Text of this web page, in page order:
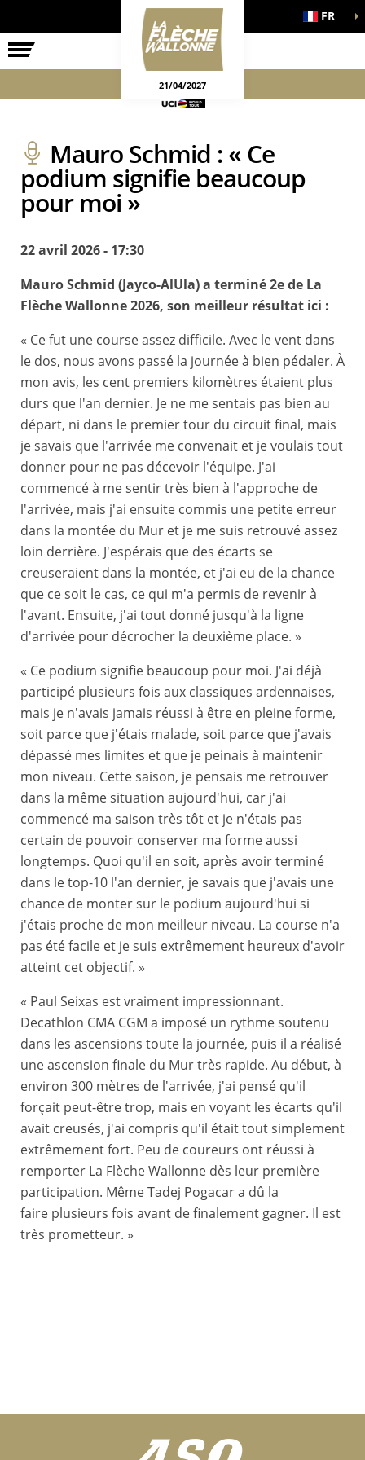
COURSE
OFFICIELS FR
21/04/2027
Mauro Schmid : « Ce
podium signifie beaucoup
pour moi »
22 avril 2026 - 17:30
Mauro Schmid (Jayco-AlUla) a terminé 2e de La
Flèche Wallonne 2026, son meilleur résultat ici :
« Ce fut une course assez difficile. Avec le vent dans
le dos, nous avons passé la journée à bien pédaler. À
mon avis, les cent premiers kilomètres étaient plus
durs que l'an dernier. Je ne me sentais pas bien au
départ, ni dans le premier tour du circuit final, mais
je savais que l'arrivée me convenait et je voulais tout
donner pour ne pas décevoir l'équipe. J'ai
commencé à me sentir très bien à l'approche de
l'arrivée, mais j'ai ensuite commis une petite erreur
dans la montée du Mur et je me suis retrouvé assez
loin derrière. J'espérais que des écarts se
creuseraient dans la montée, et j'ai eu de la chance
que ce soit le cas, ce qui m'a permis de revenir à
l'avant. Ensuite, j'ai tout donné jusqu'à la ligne
d'arrivée pour décrocher la deuxième place. »
« Ce podium signifie beaucoup pour moi. J'ai déjà
participé plusieurs fois aux classiques ardennaises,
mais je n'avais jamais réussi à être en pleine forme,
soit parce que j'étais malade, soit parce que j'avais
dépassé mes limites et que je peinais à maintenir
mon niveau. Cette saison, je pensais me retrouver
dans la même situation aujourd'hui, car j'ai
commencé ma saison très tôt et je n'étais pas
certain de pouvoir conserver ma forme aussi
longtemps. Quoi qu'il en soit, après avoir terminé
dans le top-10 l'an dernier, je savais que j'avais une
chance de monter sur le podium aujourd'hui si
j'étais proche de mon meilleur niveau. La course n'a
pas été facile et je suis extrêmement heureux d'avoir
atteint cet objectif. »
« Paul Seixas est vraiment impressionnant.
Decathlon CMA CGM a imposé un rythme soutenu
dans les ascensions toute la journée, puis il a réalisé
une ascension finale du Mur très rapide. Au début, à
environ 300 mètres de l'arrivée, j'ai pensé qu'il
forçait peut-être trop, mais en voyant les écarts qu'il
avait creusés, j'ai compris qu'il était tout simplement
extrêmement fort. Peu de coureurs ont réussi à
remporter La Flèche Wallonne dès leur première
participation. Même Tadej Pogacar a dû la
faire plusieurs fois avant de finalement gagner. Il est
très prometteur. »